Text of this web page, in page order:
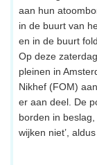
aan hun
in de buurt van
en in de buurt
Op deze
pleinen in
Nikhef (FOM)
er aan deel. De
borden in
wijken niet’, aldus